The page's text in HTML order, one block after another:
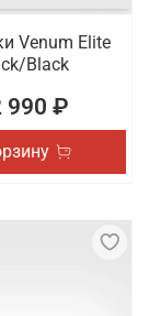
Venum Elite
Black
990 ₽